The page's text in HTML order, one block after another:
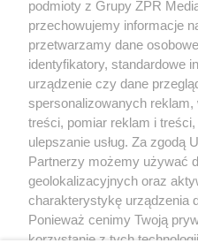
potrzebującego
ZOBACZ WIĘCEJ
podmioty z Grupy ZPR
przechowujemy informacje
przetwarzamy dane
identyfikatory, standardowe
urządzenie czy dane
spersonalizowanych
treści, pomiar reklam i
ulepszanie usług. Za zgodą
Partnerzy możemy używać
geolokalizacyjnych oraz
charakterystykę urządzenia
Ponieważ cenimy Twoją
korzystanie z tych